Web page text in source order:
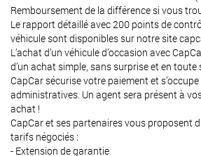
Remboursement de la différence si vous
Le rapport détaillé avec 200 points de
véhicule sont disponibles sur notre site
L’achat d’un véhicule d’occasion avec
d’un achat simple, sans surprise et en toute
CapCar sécurise votre paiement et
administratives. Un agent sera présent à
achat !
CapCar et ses partenaires vous proposent
tarifs négociés :
- Extension de garantie